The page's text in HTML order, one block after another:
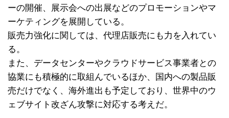
ーの開催、展示会への出展などのプロモーションやマ
ーケティングを展開している。
販売力強化に関しては、代理店販売にも力を入れてい
る。
また、データセンターやクラウドサービス事業者との
協業にも積極的に取組んでいるほか、国内への製品販
売だけでなく、海外進出も予定しており、世界中のウ
ェブサイト改ざん攻撃に対応する考えだ。